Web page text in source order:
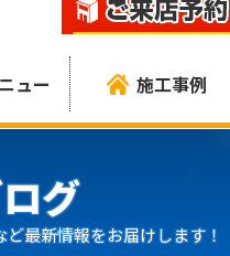
ュー 施工事例
グ
最新情報をお届けします！